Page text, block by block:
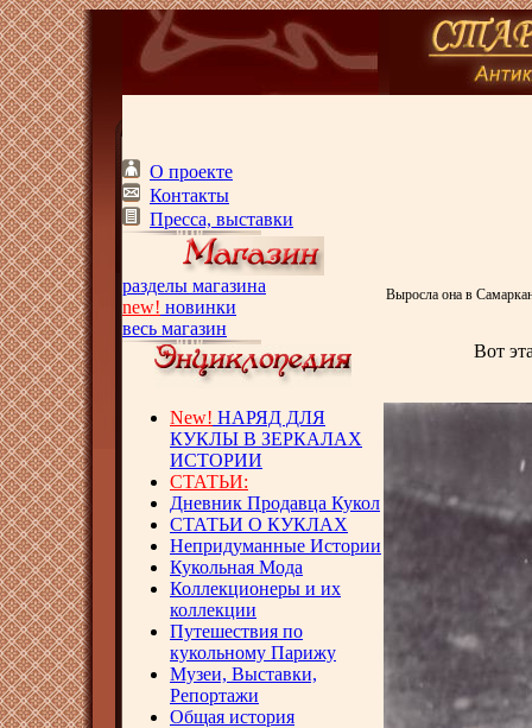
О проекте
Контакты
Пресса, выставки
разделы магазина
new! новинки
весь магазин
New! НАРЯД ДЛЯ
КУКЛЫ В ЗЕРКАЛАХ
ИСТОРИИ
СТАТЬИ:
Дневник Продавца Кукол
СТАТЬИ О КУКЛАХ
Непридуманные Истории
Кукольная Мода
Коллекционеры и их
коллекции
Путешествия по
кукольному Парижу
Музеи, Выставки,
Репортажи
Общая история
Выросла она в
Вот